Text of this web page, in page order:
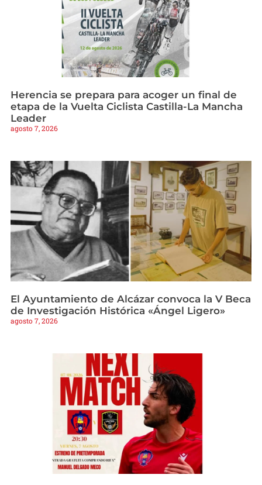
Herencia se prepara para acoger un final de
etapa de la Vuelta Ciclista Castilla-La Mancha
Leader
agosto 7, 2026
El Ayuntamiento de Alcázar convoca la V Beca
de Investigación Histórica «Ángel Ligero»
agosto 7, 2026